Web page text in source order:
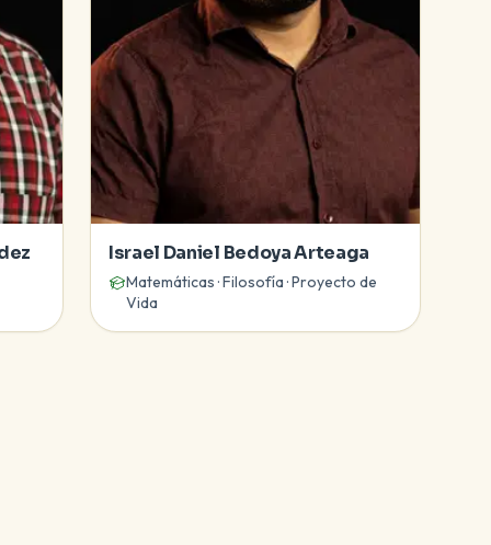
Israel Daniel Bedoya Arteaga
Matemáticas · Filosofía · Proyecto de
Vida